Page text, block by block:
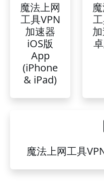
魔法上网
工具VPN
加速器
iOS版
App
(iPhone
& iPad)
魔法上网工具